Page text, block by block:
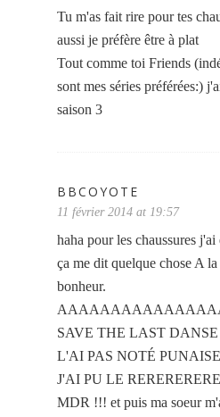
Tu m'as fait rire pour tes
aussi je préfère être à plat
Tout comme toi Friends
sont mes séries préférées:)
saison 3
BBCOYOTE
11 février 2014 at 19:57
haha pour les chaussures
ça me dit quelque chose A
bonheur.
SAVE THE LAST
L'AI PAS NOTÉ
J'AI PU LE
MDR !!! et puis ma soeur